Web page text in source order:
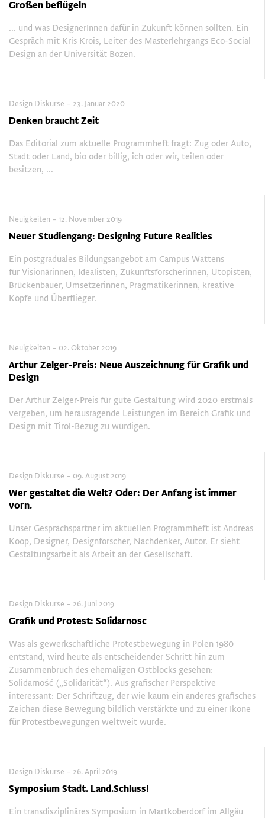
Großen beﬂügeln
... und was DesignerInnen dafür in Zukunft können sollten. Ein
Gespräch mit Kris Krois, Leiter des Masterlehrgangs Eco-Social
Design an der Universität Bozen.
Design Diskurse – 23. Januar 2020
Denken braucht Zeit
Das Editorial zum aktuelle Programmheft fragt: Zug oder Auto,
Stadt oder Land, bio oder billig, ich oder wir, teilen oder
besitzen, ...
Neuigkeiten – 12. November 2019
Neuer Studiengang: Designing Future Realities
Ein postgraduales Bildungsangebot am Campus Wattens
für Visionärinnen, Idealisten, Zukunftsforscherinnen, Utopisten,
Brückenbauer, Umsetzerinnen, Pragmatikerinnen, kreative
Köpfe und Überflieger.
Neuigkeiten – 02. Oktober 2019
Arthur Zelger-Preis: Neue Auszeichnung für Grafik und
Design
Der Arthur Zelger-Preis für gute Gestaltung wird 2020 erstmals
vergeben, um herausragende Leistungen im Bereich Grafik und
Design mit Tirol-Bezug zu würdigen.
Design Diskurse – 09. August 2019
Wer gestaltet die Welt? Oder: Der Anfang ist immer
vorn.
Unser Gesprächspartner im aktuellen Programmheft ist Andreas
Koop, Designer, Designforscher, Nachdenker, Autor. Er sieht
Gestaltungsarbeit als Arbeit an der Gesellschaft.
Design Diskurse – 26. Juni 2019
Grafik und Protest: Solidarnosc
Was als gewerkschaftliche Protestbewegung in Polen 1980
entstand, wird heute als entscheidender Schritt hin zum
Zusammenbruch des ehemaligen Ostblocks gesehen:
Solidarność („Solidarität“). Aus grafischer Perspektive
interessant: Der Schriftzug, der wie kaum ein anderes grafisches
Zeichen diese Bewegung bildlich verstärkte und zu einer Ikone
für Protestbewegungen weltweit wurde.
Design Diskurse – 26. April 2019
Symposium Stadt. Land.Schluss!
Ein transdisziplinäres Symposium in Martkoberdorf im Allgäu